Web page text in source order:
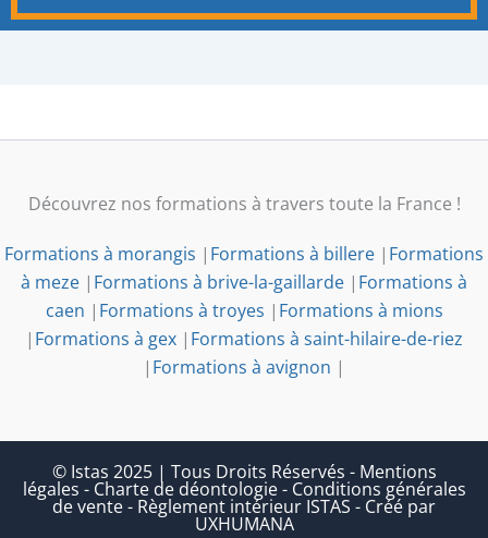
Découvrez nos formations à travers toute la France !
Formations à morangis | Formations à billere | Formations
à meze | Formations à brive-la-gaillarde | Formations à
caen | Formations à troyes | Formations à mions
| Formations à gex | Formations à saint-hilaire-de-riez
| Formations à avignon |
© Istas 2025 | Tous Droits Réservés - Mentions
légales - Charte de déontologie- Conditions générales
de vente- Règlement intérieur ISTAS - Créé par
UXHUMANA